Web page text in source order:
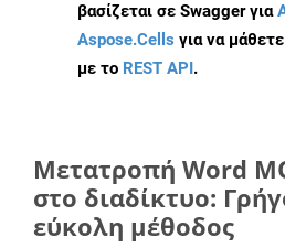
βασίζεται σε Swagger για
Aspose.Cells για να
με το REST API.
Μετατροπή Word
στο διαδίκτυο:
εύκολη μέθοδος